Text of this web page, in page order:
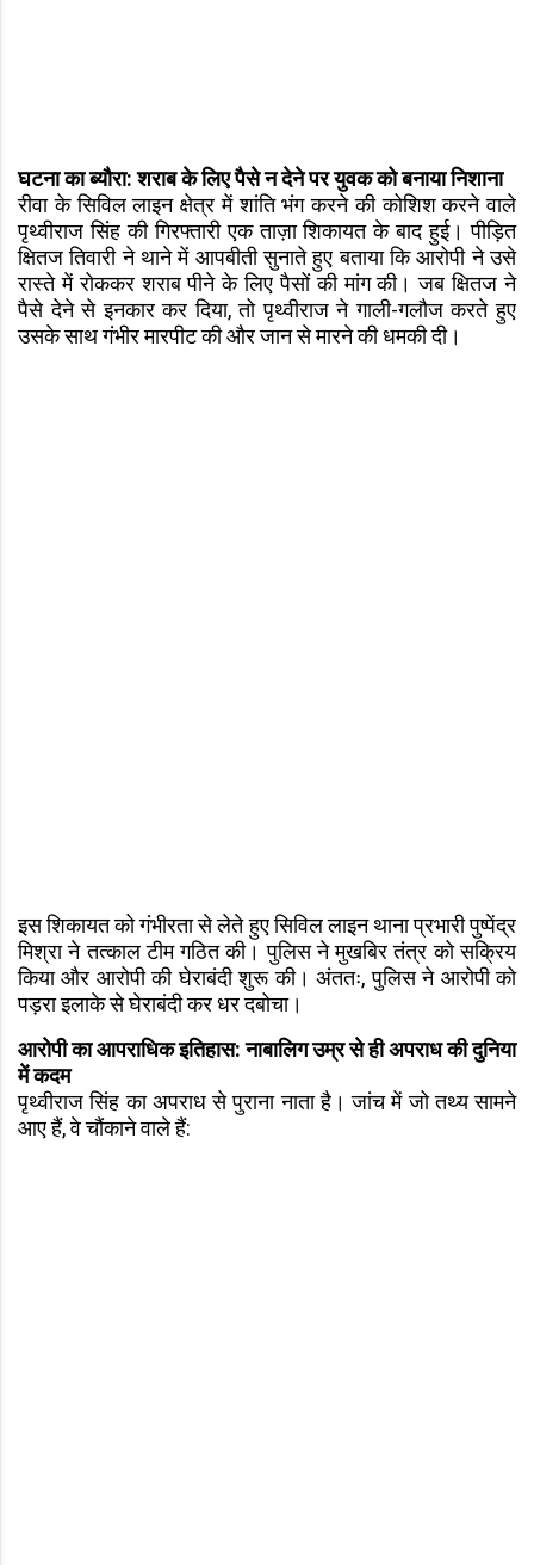
घटना का ब्यौरा: शराब के लिए पैसे न देने पर युवक को बनाया निशाना
रीवा के सिविल लाइन क्षेत्र में शांति भंग करने की कोशिश करने वाले
पृथ्वीराज सिंह की गिरफ्तारी एक ताज़ा शिकायत के बाद हुई। पीड़ित
क्षितज तिवारी ने थाने में आपबीती सुनाते हुए बताया कि आरोपी ने उसे
रास्ते में रोककर शराब पीने के लिए पैसों की मांग की। जब क्षितज ने
पैसे देने से इनकार कर दिया, तो पृथ्वीराज ने गाली-गलौज करते हुए
उसके साथ गंभीर मारपीट की और जान से मारने की धमकी दी।
इस शिकायत को गंभीरता से लेते हुए सिविल लाइन थाना प्रभारी पुष्पेंद्र
मिश्रा ने तत्काल टीम गठित की। पुलिस ने मुखबिर तंत्र को सक्रिय
किया और आरोपी की घेराबंदी शुरू की। अंततः, पुलिस ने आरोपी को
पड़रा इलाके से घेराबंदी कर धर दबोचा।
आरोपी का आपराधिक इतिहास: नाबालिग उम्र से ही अपराध की दुनिया
में कदम
पृथ्वीराज सिंह का अपराध से पुराना नाता है। जांच में जो तथ्य सामने
आए हैं, वे चौंकाने वाले हैं: